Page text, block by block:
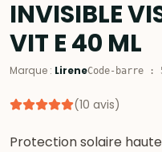
INVISIBLE
VIT E 40 ML
Marque : LireneCode-barre :
(10 avis)
Protection solaire